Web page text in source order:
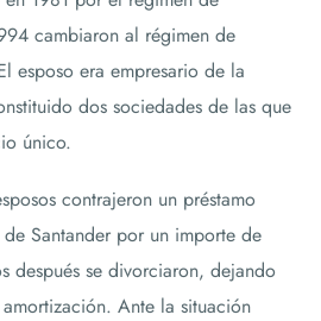
cambiaron al régimen de
esposo era empresario de la
dos sociedades de las que
único.
contrajeron un préstamo
Santander por un importe de
después se divorciaron, dejando
Ante la situación